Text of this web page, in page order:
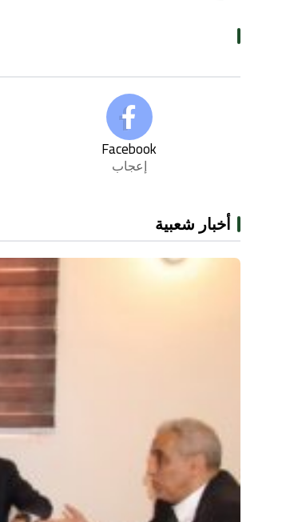
Facebook
إعجاب
أخبار شعبية